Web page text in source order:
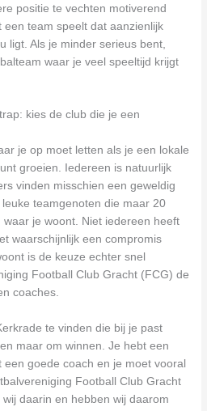
positie te vechten motiverend
team speelt dat aanzienlijk
ligt. Als je minder serieus bent,
waar je veel speeltijd krijgt
kies de club die je een
je op moet letten als je een lokale
groeien. Iedereen is natuurlijk
vinden misschien een geweldig
teamgenoten die maar 20
je woont. Niet iedereen heeft
waarschijnlijk een compromis
is de keuze echter snel
Football Club Gracht (FCG) de
coaches.
te vinden die bij je past
maar om winnen. Je hebt een
goede coach en je moet vooral
Football Club Gracht
daarin en hebben wij daarom